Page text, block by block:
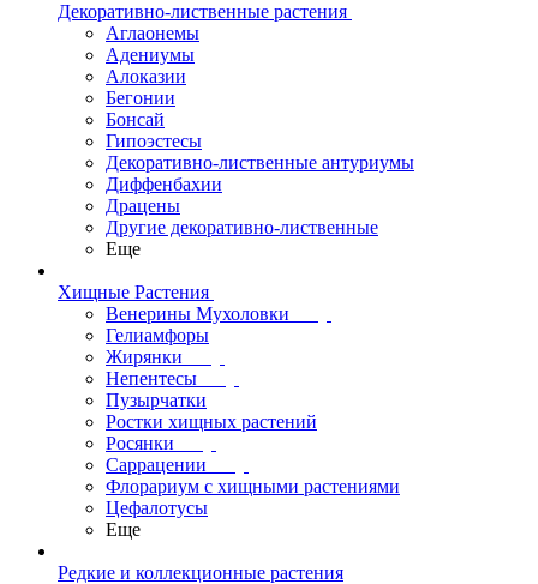
Декоративно-лиственные растения
Аглаонемы
Адениумы
Алоказии
Бегонии
Бонсай
Гипоэстесы
Декоративно-лиственные антуриумы
Диффенбахии
Драцены
Другие декоративно-лиственные
Еще
Хищные Растения
Венерины Мухоловки
Гелиамфоры
Жирянки
Непентесы
Пузырчатки
Ростки хищных растений
Росянки
Саррацении
Флорариум с хищными растениями
Цефалотусы
Еще
Редкие и коллекционные растения